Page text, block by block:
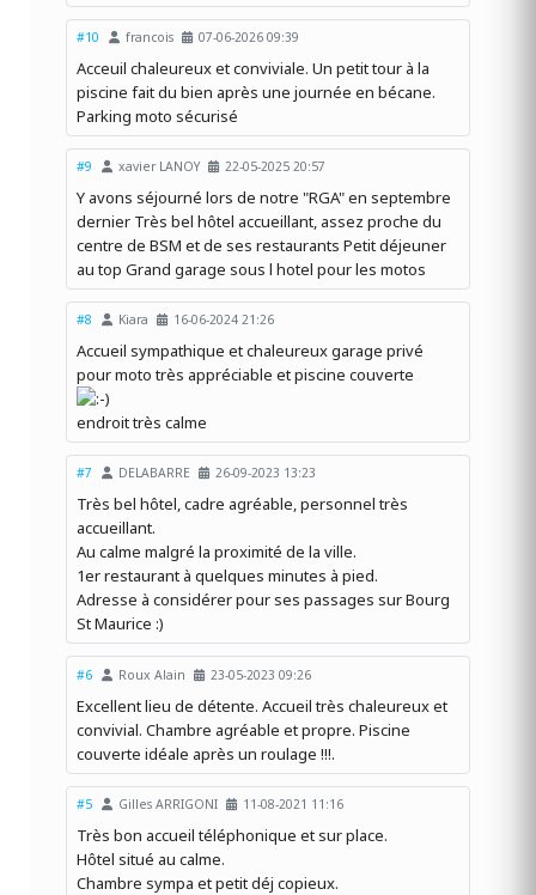
#10 francois 07-06-2026 09:39
Acceuil chaleureux et conviviale. Un petit tour à la
piscine fait du bien après une journée en bécane.
Parking moto sécurisé
#9 xavier LANOY 22-05-2025 20:57
Y avons séjourné lors de notre "RGA" en septembre
dernier Très bel hôtel accueillant, assez proche du
centre de BSM et de ses restaurants Petit déjeuner
au top Grand garage sous l hotel pour les motos
#8 Kiara 16-06-2024 21:26
Accueil sympathique et chaleureux garage privé
pour moto très appréciable et piscine couverte
endroit très calme
#7 DELABARRE 26-09-2023 13:23
Très bel hôtel, cadre agréable, personnel très
accueillant.
Au calme malgré la proximité de la ville.
1er restaurant à quelques minutes à pied.
Adresse à considérer pour ses passages sur Bourg
St Maurice :)
#6 Roux Alain 23-05-2023 09:26
Excellent lieu de détente. Accueil très chaleureux et
convivial. Chambre agréable et propre. Piscine
couverte idéale après un roulage !!!.
#5 Gilles ARRIGONI 11-08-2021 11:16
Très bon accueil téléphonique et sur place.
Hôtel situé au calme.
Chambre sympa et petit déj copieux.